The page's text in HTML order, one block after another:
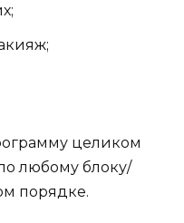
целиком
любому блоку/
порядке.